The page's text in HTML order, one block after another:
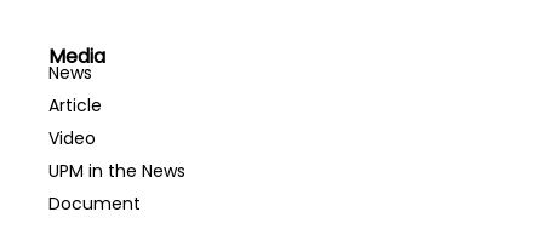
Media
News
Article
Video
UPM in the News
Document